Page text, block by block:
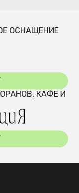
ОСНАЩЕНИЕ
КАФЕ И